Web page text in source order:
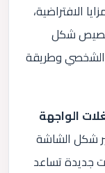
الافتراضية،
شكل
الشخصي وطريقة
الواجهة
شكل الشاشة
جديدة تساعد